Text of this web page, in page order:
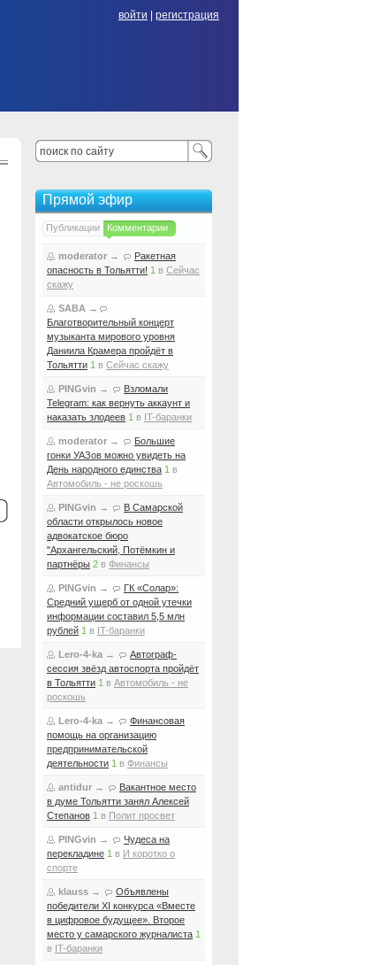
войти регистрация
Прямой эфир
Публикации Комментарии
moderator →
Ракетная
опасность в Тольятти! 1 в Сейчас
скажу
SABA →
Благотворительный концерт
музыканта мирового уровня
Даниила Крамера пройдёт в
Тольятти 1 в Сейчас скажу
PINGvin →
Взломали
Telegram: как вернуть аккаунт и
наказать злодеев 1 в IT-баранки
moderator →
Большие
гонки УАЗов можно увидеть на
День народного единства 1 в
Автомобиль - не роскошь
PINGvin →
В Самарской
области открылось новое
адвокатское бюро
"Архангельский, Потёмкин и
партнёры 2 в Финансы
PINGvin →
ГК «Солар»:
Средний ущерб от одной утечки
информации составил 5,5 млн
рублей 1 в IT-баранки
Lero-4-ka →
Автограф-
сессия звёзд автоспорта пройдёт
в Тольятти 1 в Автомобиль - не
роскошь
Lero-4-ka →
Финансовая
помощь на организацию
предпринимательской
деятельности 1 в Финансы
antidur →
Вакантное место
в думе Тольятти занял Алексей
Степанов 1 в Полит просвет
PINGvin →
Чудеса на
перекладине 1 в И коротко о
спорте
klauss →
Объявлены
победители XI конкурса «Вместе
в цифровое будущее». Второе
место у самарского журналиста 1
в IT-баранки